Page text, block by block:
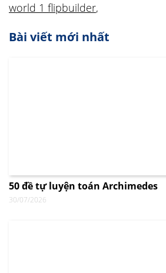
world 1 flipbuilder,
Bài viết mới nhất
50 đề tự luyện toán Archimedes
30/07/2026